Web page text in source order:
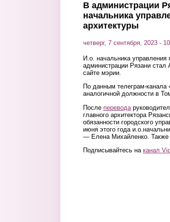
В администрации
начальника
архитектуры
четверг, 7 сентября, 2023 -
И.о. начальника управления
администрации Рязани
сайте мэрии.
По данным телеграм-канала
аналогичной должности в
После перевода
главного архитектора
обязанности городского
июня этого года
— Елена Михайленко. Также
Подписывайтесь на канал